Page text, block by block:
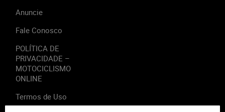
Anuncie
Fale Conosco
POLÍTICA DE
PRIVACIDADE –
MOTOCICLISMO
ONLINE
Termos de Uso